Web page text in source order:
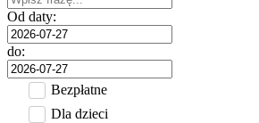
Od daty:
do:
Bezpłatne
Dla dzieci